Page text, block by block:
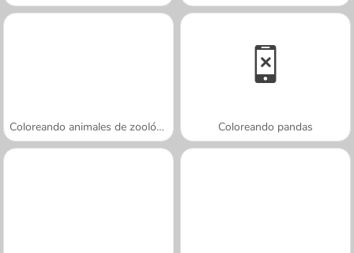
Coloreando animales de zoológico Coloreando pandas